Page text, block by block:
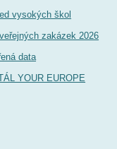
vysokých škol
zakázek 2026
data
YOUR EUROPE